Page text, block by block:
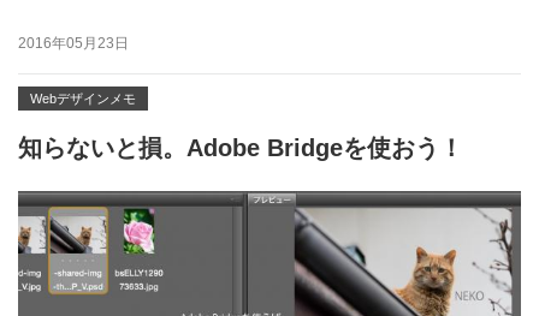
2016年05月23日
Webデザインメモ
知らないと損。Adobe Bridgeを使おう！